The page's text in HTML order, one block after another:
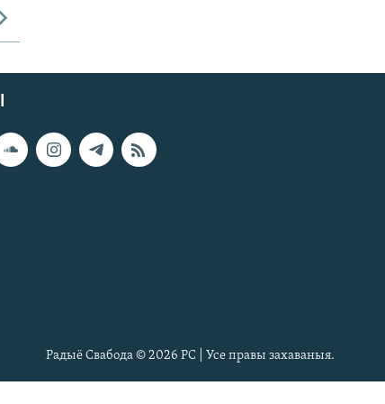
Радыё Свабода © 2026 РС | Усе правы захаваныя.